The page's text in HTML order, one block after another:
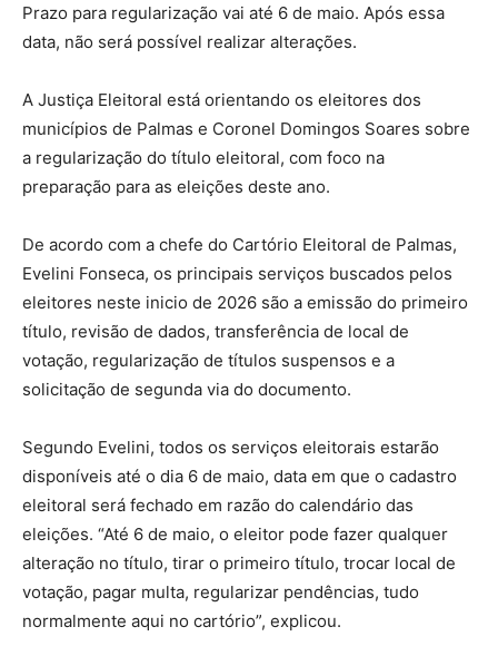
Prazo para regularização vai até 6 de maio. Após essa
data, não será possível realizar alterações.
A Justiça Eleitoral está orientando os eleitores dos
municípios de Palmas e Coronel Domingos Soares sobre
a regularização do título eleitoral, com foco na
preparação para as eleições deste ano.
De acordo com a chefe do Cartório Eleitoral de Palmas,
Evelini Fonseca, os principais serviços buscados pelos
eleitores neste inicio de 2026 são a emissão do primeiro
título, revisão de dados, transferência de local de
votação, regularização de títulos suspensos e a
solicitação de segunda via do documento.
Segundo Evelini, todos os serviços eleitorais estarão
disponíveis até o dia 6 de maio, data em que o cadastro
eleitoral será fechado em razão do calendário das
eleições. “Até 6 de maio, o eleitor pode fazer qualquer
alteração no título, tirar o primeiro título, trocar local de
votação, pagar multa, regularizar pendências, tudo
normalmente aqui no cartório”, explicou.